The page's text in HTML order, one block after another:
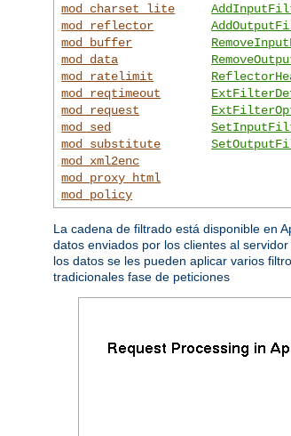
mod_charset_lite
mod_reflector
mod_buffer
mod_data
mod_ratelimit
mod_reqtimeout
mod_request
mod_sed
mod_substitute
mod_xml2enc
mod_proxy_html
mod_policy
La cadena de filtrado está disponible en
datos enviados por los clientes al
los datos se les pueden aplicar varios
tradicionales fase de peticiones